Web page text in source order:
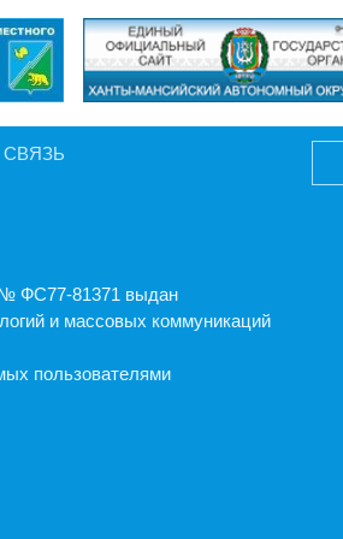
№ ФС77-81371 выдан
и массовых коммуникаций
пользователями